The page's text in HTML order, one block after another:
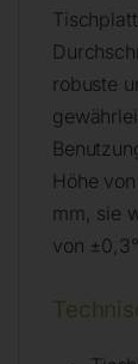
robuste
Höhe
mm, sie
von